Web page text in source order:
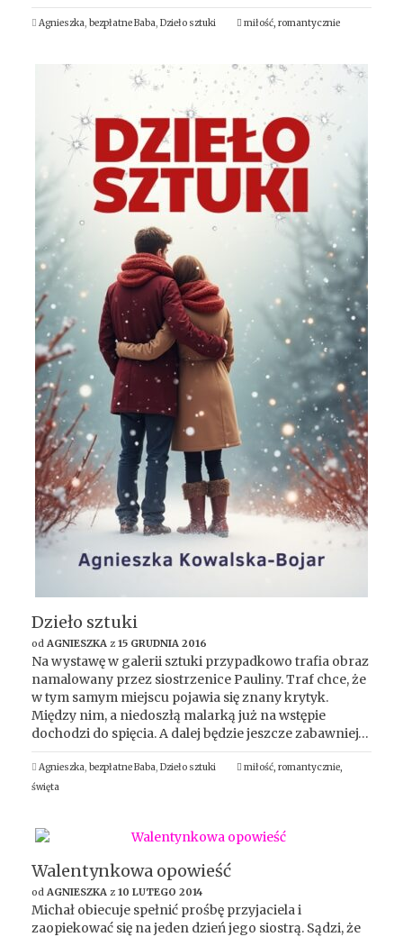
Agnieszka, bezpłatne Baba, Dzieło sztuki miłość, romantycznie
Dzieło sztuki
od AGNIESZKA z 15 GRUDNIA 2016
Na wystawę w galerii sztuki przypadkowo trafia obraz
namalowany przez siostrzenice Pauliny. Traf chce, że
w tym samym miejscu pojawia się znany krytyk.
Między nim, a niedoszłą malarką już na wstępie
dochodzi do spięcia. A dalej będzie jeszcze zabawniej…
Agnieszka, bezpłatne Baba, Dzieło sztuki miłość, romantycznie,
święta
Walentynkowa opowieść
od AGNIESZKA z 10 LUTEGO 2014
Michał obiecuje spełnić prośbę przyjaciela i
zaopiekować się na jeden dzień jego siostrą. Sądzi, że